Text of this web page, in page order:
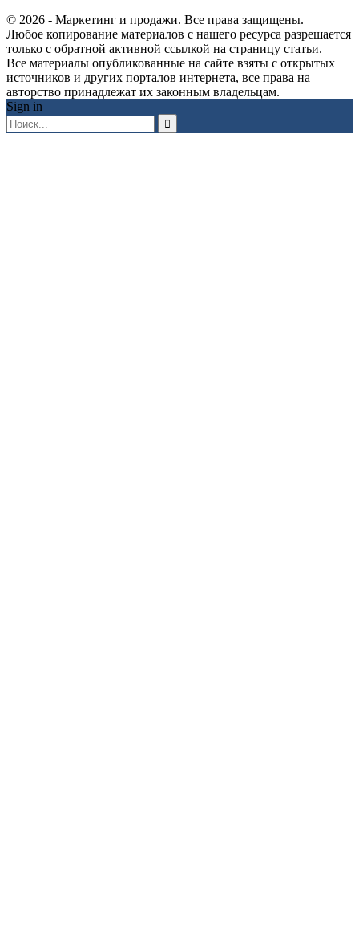
© 2026 - Маркетинг и продажи. Все права защищены.
Любое копирование материалов с нашего ресурса разрешается
только с обратной активной ссылкой на страницу статьи.
Все материалы опубликованные на сайте взяты с открытых
источников и других порталов интернета, все права на
авторство принадлежат их законным владельцам.
Sign in